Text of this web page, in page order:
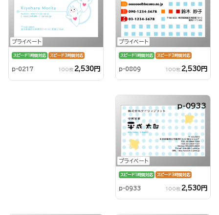
プライベート
スピード1時間対応 スピード3時間対応
p-0217 100枚 2,530円
プライベート
スピード1時間対応 スピード3時間対応
p-0809 100枚 2,530円
プライベート
p-0933
スピード1時間対応 スピード3時間対応
p-0933 100枚 2,530円